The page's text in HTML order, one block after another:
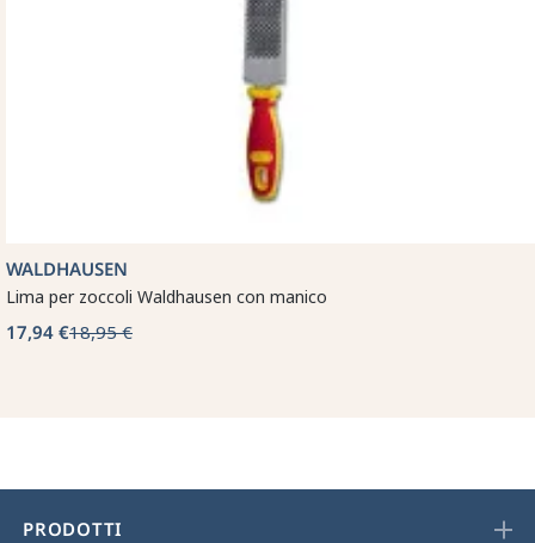
WALDHAUSEN
Lima per zoccoli Waldhausen con manico
17,94 €18,95 €
PRODOTTI